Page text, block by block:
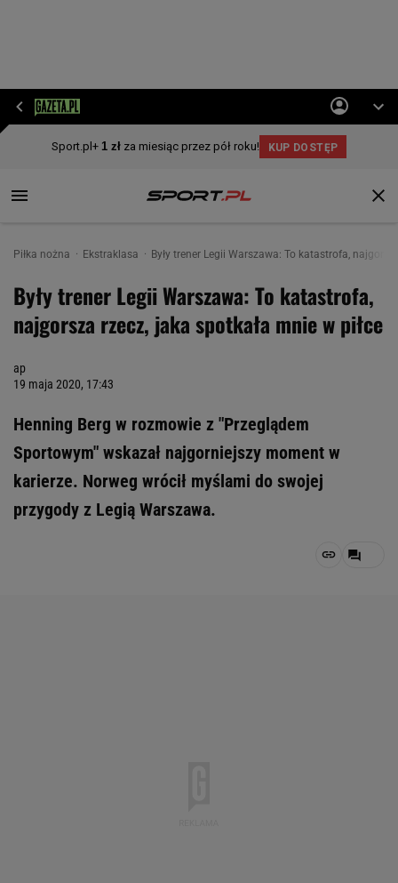
Piłka nożna Ekstraklasa Były trener Legii Warszawa: To katastrofa,
Były trener Legii Warszawa: To katastrofa,
najgorsza rzecz, jaka spotkała mnie w piłce
ap
19 maja 2020, 17:43
Henning Berg w rozmowie z "Przeglądem
Sportowym" wskazał najgorniejszy moment w
karierze. Norweg wrócił myślami do swojej
przygody z Legią Warszawa.